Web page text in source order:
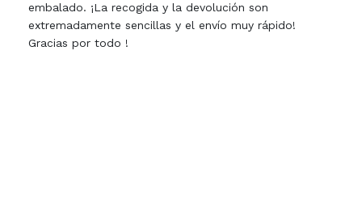
embalado. ¡La recogida y la devolución son
extremadamente sencillas y el envío muy rápido!
Gracias por todo !